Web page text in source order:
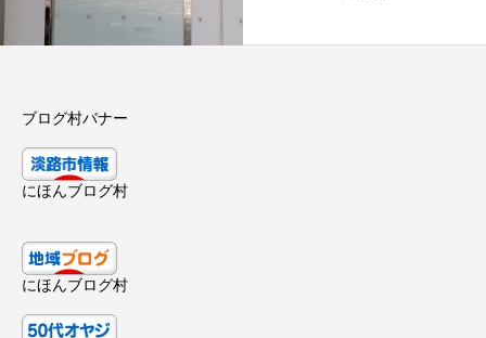
ブログ村バナー
にほんブログ村
にほんブログ村